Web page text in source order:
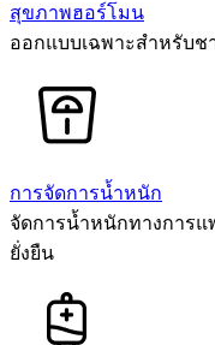
สุขภาพฮอร์โมน
ออกแบบเฉพาะสำหรับ
การจัดการน้ำหนัก
จัดการน้ำหนักทางการแ
ยั่งยืน